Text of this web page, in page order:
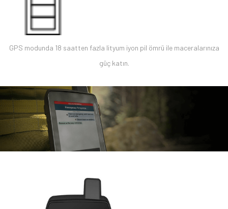
GPS modunda 18 saatten fazla lityum iyon pil ömrü ile maceralarınıza
güç katın.